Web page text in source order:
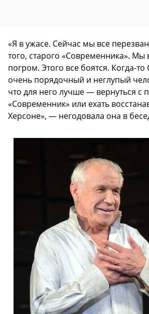
«Я в ужасе. Сейчас мы все
того, старого «Современника». Мы
погром. Этого все боятся. Когда-
очень порядочный и неглупый
что для него лучше — вернуться с
«Современник» или ехать
Херсоне», — негодовала она в